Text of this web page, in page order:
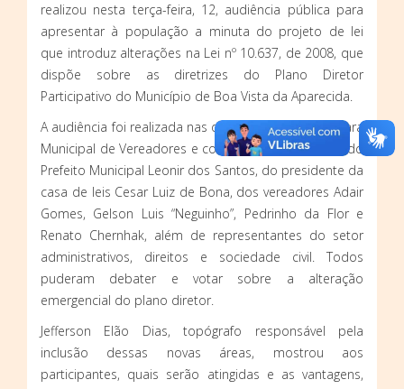
realizou nesta terça-feira, 12, audiência pública para
apresentar à população a minuta do projeto de lei
que introduz alterações na Lei nº 10.637, de 2008, que
dispõe sobre as diretrizes do Plano Diretor
Participativo do Município de Boa Vista da Aparecida.
A audiência foi realizada nas dependências da Câmara
Municipal de Vereadores e contou com a presença do
Prefeito Municipal Leonir dos Santos, do presidente da
casa de leis Cesar Luiz de Bona, dos vereadores Adair
Gomes, Gelson Luis “Neguinho”, Pedrinho da Flor e
Renato Chernhak, além de representantes do setor
administrativos, direitos e sociedade civil. Todos
puderam debater e votar sobre a alteração
emergencial do plano diretor.
Jefferson Elão Dias, topógrafo responsável pela
inclusão dessas novas áreas, mostrou aos
participantes, quais serão atingidas e as vantagens,